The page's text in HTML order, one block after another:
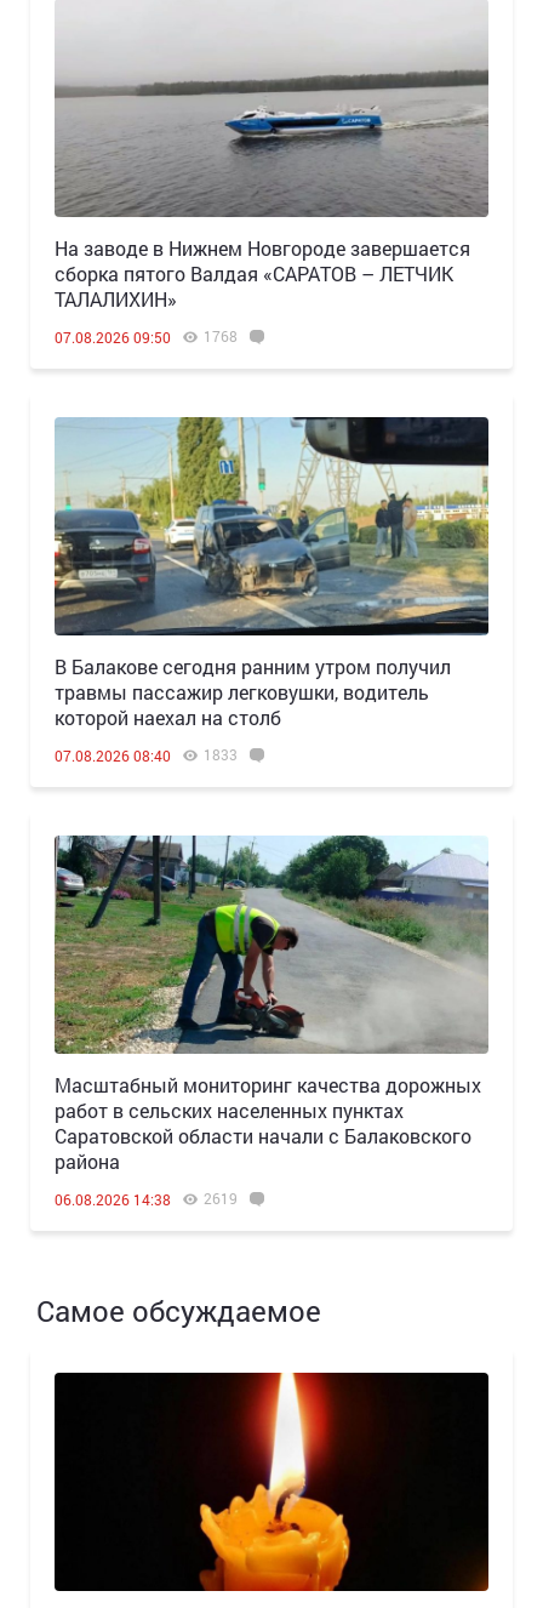
Н️а заводе в Нижнем Новгороде завершается
сборка пятого Валдая «САРАТОВ – ЛЕТЧИК
ТАЛАЛИХИН»
07.08.2026 09:50 1768
В Балакове сегодня ранним утром получил
травмы пассажир легковушки, водитель
которой наехал на столб
07.08.2026 08:40 1833
Масштабный мониторинг качества дорожных
работ в сельских населенных пунктах
Саратовской области начали с Балаковского
района
06.08.2026 14:38 2619
Самое обсуждаемое